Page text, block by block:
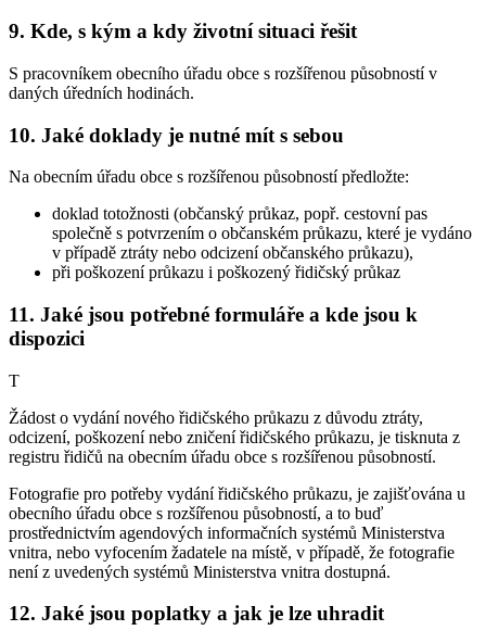
9. Kde, s kým a kdy životní situaci řešit
S pracovníkem obecního úřadu obce s rozšířenou působností v
daných úředních hodinách.
10. Jaké doklady je nutné mít s sebou
Na obecním úřadu obce s rozšířenou působností předložte:
doklad totožnosti (občanský průkaz, popř. cestovní pas
společně s potvrzením o občanském průkazu, které je vydáno
v případě ztráty nebo odcizení občanského průkazu),
při poškození průkazu i poškozený řidičský průkaz
11. Jaké jsou potřebné formuláře a kde jsou k
dispozici
T
Žádost o vydání nového řidičského průkazu z důvodu ztráty,
odcizení, poškození nebo zničení řidičského průkazu, je tisknuta z
registru řidičů na obecním úřadu obce s rozšířenou působností.
Fotografie pro potřeby vydání řidičského průkazu, je zajišťována u
obecního úřadu obce s rozšířenou působností, a to buď
prostřednictvím agendových informačních systémů Ministerstva
vnitra, nebo vyfocením žadatele na místě, v případě, že fotografie
není z uvedených systémů Ministerstva vnitra dostupná.
12. Jaké jsou poplatky a jak je lze uhradit